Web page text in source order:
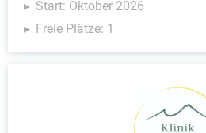
Start: Oktober 2026
Freie Plätze: 1